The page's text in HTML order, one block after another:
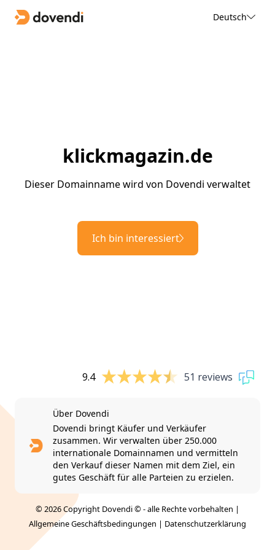
Deutsch
klickmagazin.de
Dieser Domainname wird von Dovendi verwaltet
Ich bin interessiert
9.4 51 reviews
Über Dovendi
Dovendi bringt Käufer und Verkäufer
zusammen. Wir verwalten über 250.000
internationale Domainnamen und vermitteln
den Verkauf dieser Namen mit dem Ziel, ein
gutes Geschäft für alle Parteien zu erzielen.
© 2026 Copyright Dovendi © - alle Rechte vorbehalten |
Allgemeine Geschäftsbedingungen | Datenschutzerklärung